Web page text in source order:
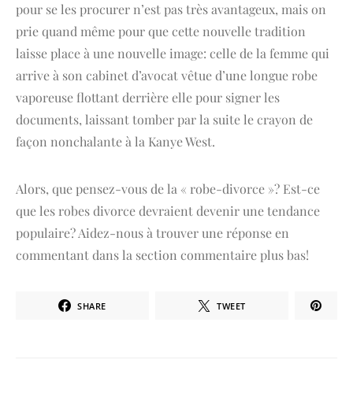
pour se les procurer n’est pas très avantageux, mais on
prie quand même pour que cette nouvelle tradition
laisse place à une nouvelle image: celle de la femme qui
arrive à son cabinet d’avocat vêtue d’une longue robe
vaporeuse flottant derrière elle pour signer les
documents, laissant tomber par la suite le crayon de
façon nonchalante à la Kanye West.
Alors, que pensez-vous de la « robe-divorce »? Est-ce
que les robes divorce devraient devenir une tendance
populaire? Aidez-nous à trouver une réponse en
commentant dans la section commentaire plus bas!
SHARE TWEET